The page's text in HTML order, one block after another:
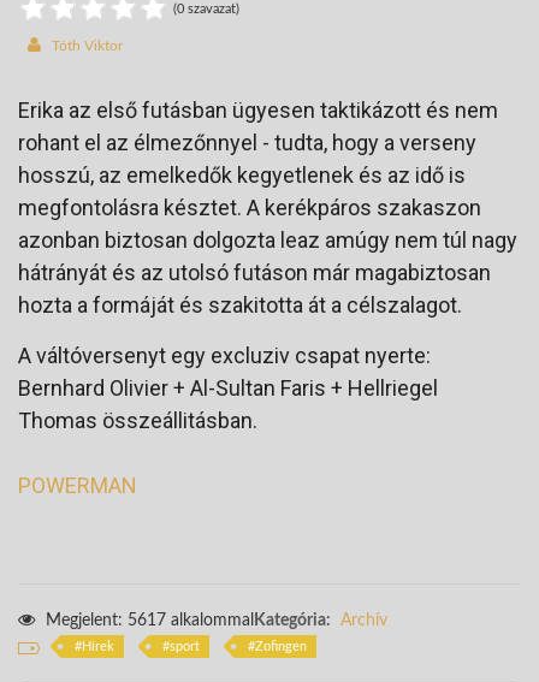
(0 szavazat)
Tóth Viktor
Erika az első futásban ügyesen taktikázott és nem
rohant el az élmezőnnyel - tudta, hogy a verseny
hosszú, az emelkedők kegyetlenek és az idő is
megfontolásra késztet. A kerékpáros szakaszon
azonban biztosan dolgozta leaz amúgy nem túl nagy
hátrányát és az utolsó futáson már magabiztosan
hozta a formáját és szakitotta át a célszalagot.
A váltóversenyt egy excluziv csapat nyerte:
Bernhard Olivier + Al-Sultan Faris + Hellriegel
Thomas összeállitásban.
POWERMAN
Megjelent: 5617 alkalommal Kategória: Archív
Hírek sport Zofingen